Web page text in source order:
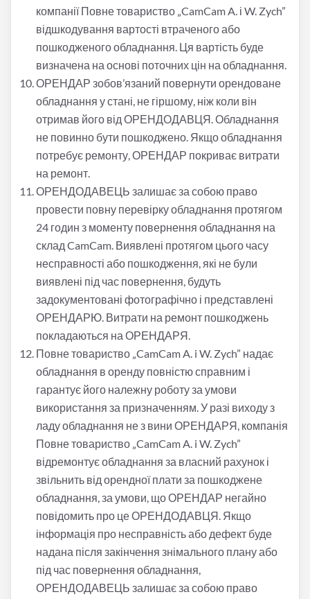
компанії Повне товариство „CamCam A. і W. Zych”
відшкодування вартості втраченого або
пошкодженого обладнання. Ця вартість буде
визначена на основі поточних цін на обладнання.
ОРЕНДАР зобов’язаний повернути орендоване
обладнання у стані, не гіршому, ніж коли він
отримав його від ОРЕНДОДАВЦЯ. Обладнання
не повинно бути пошкоджено. Якщо обладнання
потребує ремонту, ОРЕНДАР покриває витрати
на ремонт.
ОРЕНДОДАВЕЦЬ залишає за собою право
провести повну перевірку обладнання протягом
24 годин з моменту повернення обладнання на
склад CamCam. Виявлені протягом цього часу
несправності або пошкодження, які не були
виявлені під час повернення, будуть
задокументовані фотографічно і представлені
ОРЕНДАРЮ. Витрати на ремонт пошкоджень
покладаються на ОРЕНДАРЯ.
Повне товариство „CamCam A. i W. Zych” надає
обладнання в оренду повністю справним і
гарантує його належну роботу за умови
використання за призначенням. У разі виходу з
ладу обладнання не з вини ОРЕНДАРЯ, компанія
Повне товариство „CamCam A. i W. Zych”
відремонтує обладнання за власний рахунок і
звільнить від орендної плати за пошкоджене
обладнання, за умови, що ОРЕНДАР негайно
повідомить про це ОРЕНДОДАВЦЯ. Якщо
інформація про несправність або дефект буде
надана після закінчення знімального плану або
під час повернення обладнання,
ОРЕНДОДАВЕЦЬ залишає за собою право